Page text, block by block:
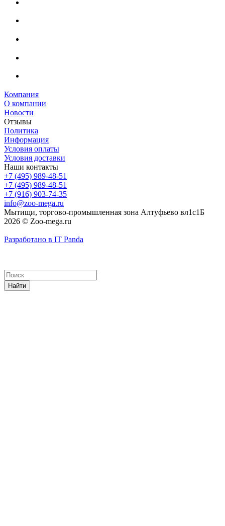
Компания
О компании
Новости
Отзывы
Политика
Информация
Условия оплаты
Условия доставки
Наши контакты
+7 (495) 989-48-51
+7 (495) 989-48-51
+7 (916) 903-74-35
info@zoo-mega.ru
Мытищи, торгово-промышленная зона Алтуфьево вл1с1Б
2026 © Zoo-mega.ru
Разработано в IT Panda
Найти